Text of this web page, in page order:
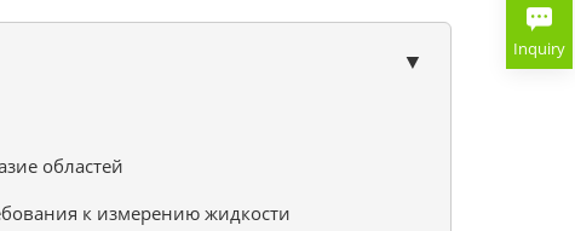
▼
областей
к измерению жидкости
Inquiry